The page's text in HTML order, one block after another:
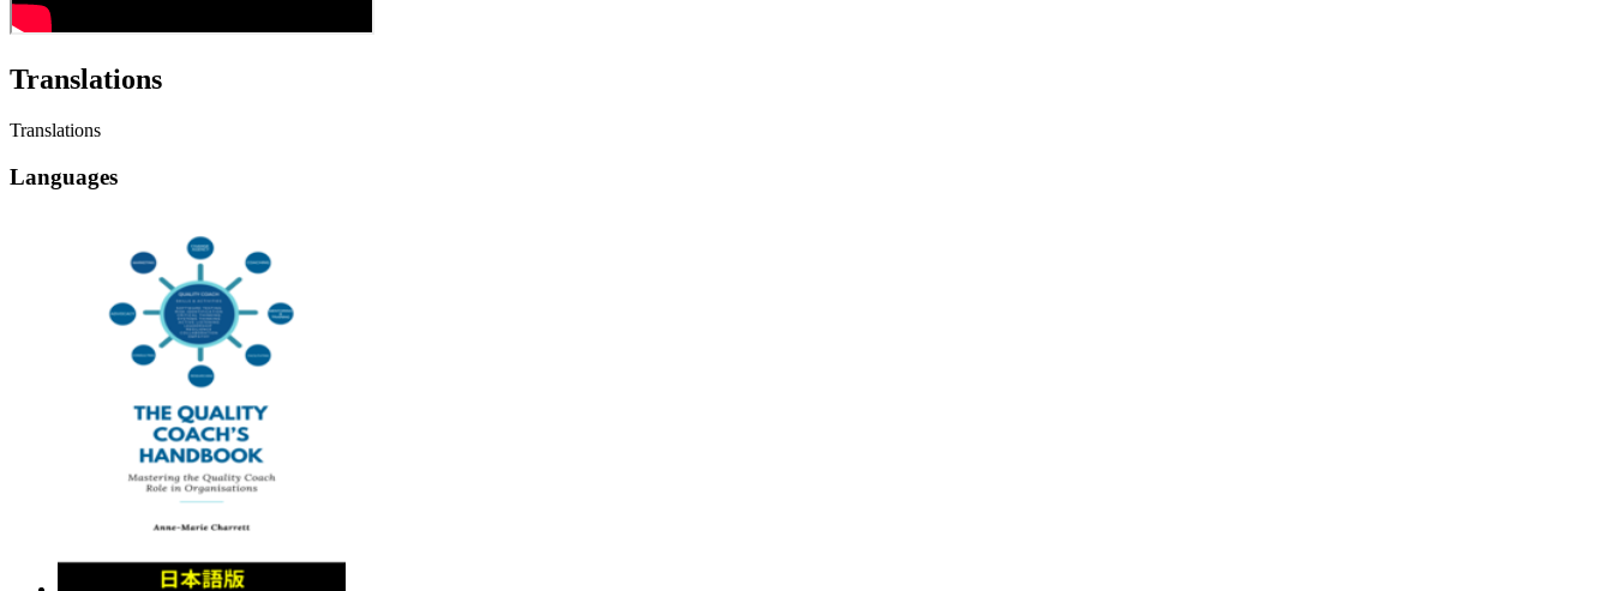
Translations
Translations
Languages